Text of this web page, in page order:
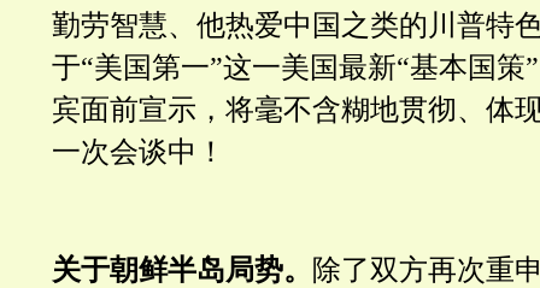
勤劳智慧、他热爱中国之类的川普特
于“美国第一”这一美国最新“基本国策
宾面前宣示，将毫不含糊地贯彻、体
一次会谈中！
关于朝鲜半岛局势。 除了双方再次重